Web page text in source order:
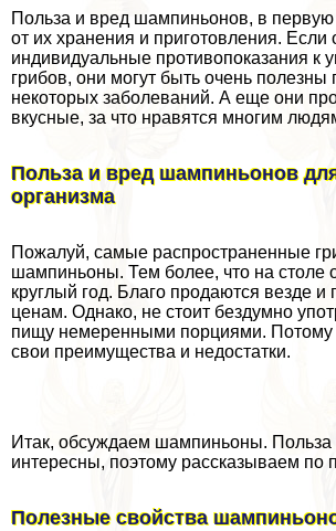
Польза и вред шампиньонов, в первую
от их хранения и приготовления. Если
индивидуальные противопоказания к
грибов, они могут быть очень полезны
некоторых заболеваний. А еще они
вкусные, за что нравятся многим
Польза и вред шампиньонов
организма
Пожалуй, самые распространенные
шампиньоны. Тем более, что на столе
круглый год. Благо продаются везде
ценам. Однако, не стоит бездумно
пищу немеренными порциями. Потому
свои преимущества и недостатки.
Итак, обсуждаем шампиньоны. Польза
интересны, поэтому рассказываем по
Полезные свойства